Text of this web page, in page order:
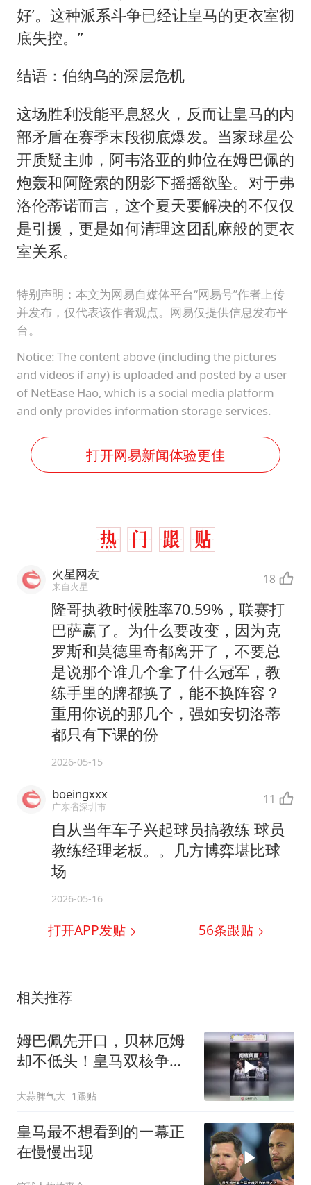
好’。这种派系斗争已经让皇马的更衣室彻
底失控。”
结语：伯纳乌的深层危机
这场胜利没能平息怒火，反而让皇马的内
部矛盾在赛季末段彻底爆发。当家球星公
开质疑主帅，阿韦洛亚的帅位在姆巴佩的
炮轰和阿隆索的阴影下摇摇欲坠。对于弗
洛伦蒂诺而言，这个夏天要解决的不仅仅
是引援，更是如何清理这团乱麻般的更衣
室关系。
特别声明：本文为网易自媒体平台“网易号”作者上传
并发布，仅代表该作者观点。网易仅提供信息发布平
台。
Notice: The content above (including the pictures
and videos if any) is uploaded and posted by a user
of NetEase Hao, which is a social media platform
and only provides information storage services.
打开网易新闻体验更佳
火星网友
来自火星 18
隆哥执教时候胜率70.59%，联赛打
巴萨赢了。为什么要改变，因为克
罗斯和莫德里奇都离开了，不要总
是说那个谁几个拿了什么冠军，教
练手里的牌都换了，能不换阵容？
重用你说的那几个，强如安切洛蒂
都只有下课的份
2026-05-15
boeingxxx
广东省深圳市 11
自从当年车子兴起球员搞教练 球员
教练经理老板。。几方博弈堪比球
场
2026-05-16
打开APP发贴 56条跟贴
相关推荐
姆巴佩先开口，贝林厄姆
却不低头！皇马双核争第
大蒜脾气大 1跟贴
皇马最不想看到的一幕正
在慢慢出现